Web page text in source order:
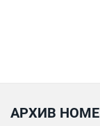
АРХИВ